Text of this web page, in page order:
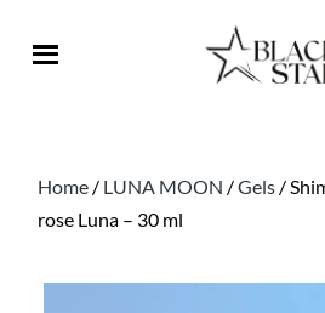
Home / LUNA MOON /Gels /
rose Luna – 30 ml